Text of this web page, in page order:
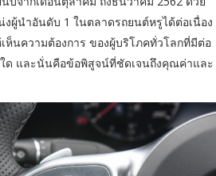
งผู้นำอันดับ 1 ในตลาดรถยนต์หรูได้ต่อเนื่อง
ห็นความต้องการ ของผู้บริโภคทั่วโลกที่มีต่อ
ใด และนั่นคือข้อพิสูจน์ที่ชัดเจนถึงคุณค่าและ